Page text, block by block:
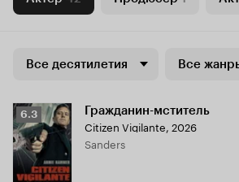
Все десятилетия Все
Рейтинг
Кинопоиска
6.3
6.3 Гражданин-мститель
Citizen Vigilante, 2026
Sanders